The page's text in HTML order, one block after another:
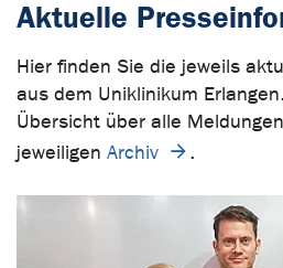
Aktuelle
Hier finden Sie die jeweils
aus dem Uniklinikum
Übersicht über alle
jeweiligen Archiv .